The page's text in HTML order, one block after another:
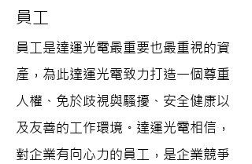
員工
員工是達運光電最重要也最重視的資
產，為此達運光電致力打造一個尊重
人權、免於歧視與騷擾、安全健康以
及友善的工作環境。達運光電相信，
對企業有向心力的員工，是企業競爭